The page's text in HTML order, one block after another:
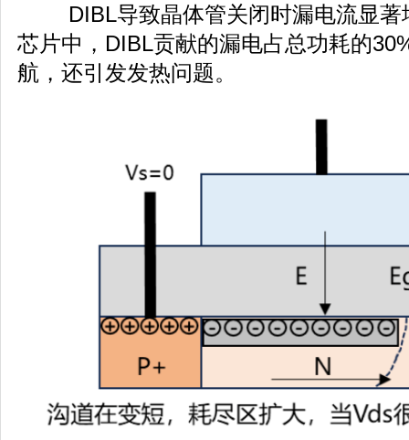
DIBL导致晶体管关闭时漏电流显著
芯片中，DIBL贡献的漏电占总功耗的
航，还引发发热问题。